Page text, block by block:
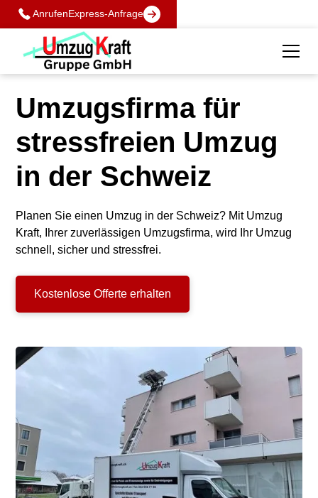
Anrufen Express-Anfrage
Umzugsfirma für
stressfreien Umzug
in der Schweiz
Planen Sie einen Umzug in der Schweiz? Mit Umzug
Kraft, Ihrer zuverlässigen Umzugsfirma, wird Ihr Umzug
schnell, sicher und stressfrei.
Kostenlose Offerte erhalten